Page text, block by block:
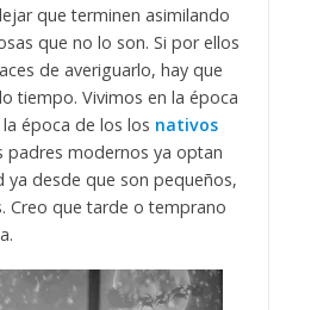
que terminen asimilando
que no lo son. Si por ellos
de averiguarlo, hay que
tiempo. Vivimos en la época
la época de los los nativos
padres modernos ya optan
ya desde que son pequeños,
Creo que tarde o temprano